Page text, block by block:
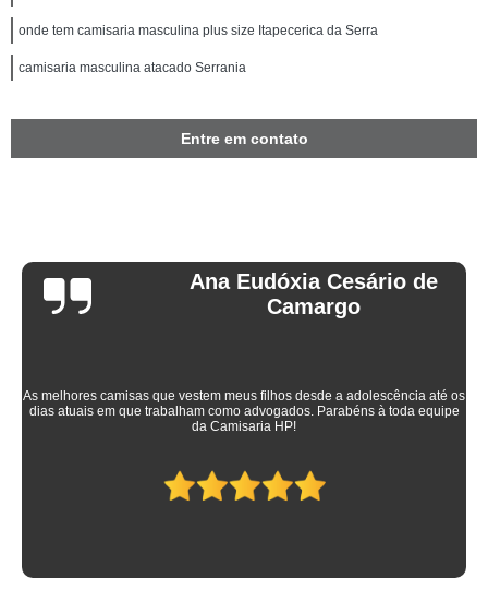
onde tem camisaria masculina plus size Itapecerica da Serra
camisaria masculina atacado Serrania
Entre em contato
Ana Eudóxia Cesário de
Camargo
As melhores camisas que vestem meus filhos desde a adolescência até os
dias atuais em que trabalham como advogados. Parabéns à toda equipe
da Camisaria HP!